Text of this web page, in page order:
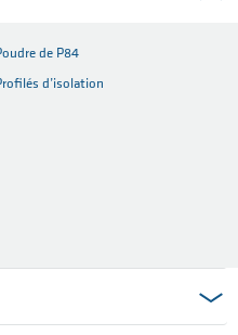
de P84
d’isolation